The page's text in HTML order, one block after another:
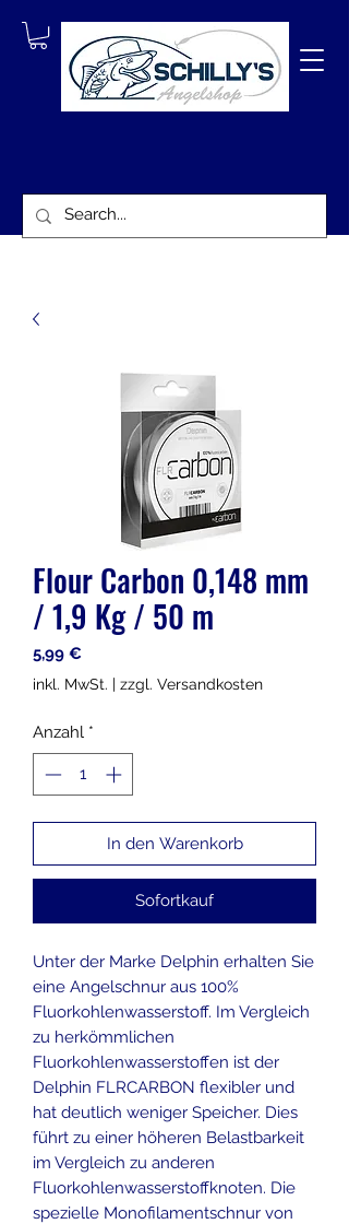
Flour Carbon 0,148 mm
/ 1,9 Kg / 50 m
5,99 €Preis
inkl. MwSt. | zzgl. Versandkosten
Anzahl *
In den Warenkorb
Sofortkauf
Unter der Marke Delphin erhalten Sie
eine Angelschnur aus 100%
Fluorkohlenwasserstoff. Im Vergleich
zu herkömmlichen
Fluorkohlenwasserstoffen ist der
Delphin FLRCARBON flexibler und
hat deutlich weniger Speicher. Dies
führt zu einer höheren Belastbarkeit
im Vergleich zu anderen
Fluorkohlenwasserstoffknoten. Die
spezielle Monofilamentschnur von